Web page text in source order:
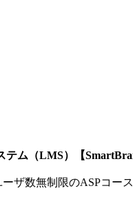
テム（LMS）【
ザ数無制限のASPコース